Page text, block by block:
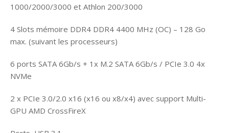
1000/2000/3000 et Athlon 200/3000
4 Slots mémoire DDR4 DDR4 4400 MHz (OC) – 128 Go
max. (suivant les processeurs)
6 ports SATA 6Gb/s + 1x M.2 SATA 6Gb/s / PCIe 3.0 4x
NVMe
2 x PCIe 3.0/2.0 x16 (x16 ou x8/x4) avec support Multi-
GPU AMD CrossFireX